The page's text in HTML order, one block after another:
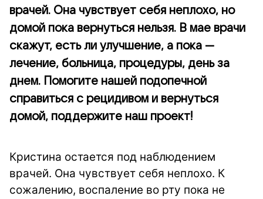
врачей. Она чувствует себя неплохо, но
домой пока вернуться нельзя. В мае врачи
скажут, есть ли улучшение, а пока —
лечение, больница, процедуры, день за
днем. Помогите нашей подопечной
справиться с рецидивом и вернуться
домой, поддержите наш проект!
Кристина остается под наблюдением
врачей. Она чувствует себя неплохо. К
сожалению, воспаление во рту пока не